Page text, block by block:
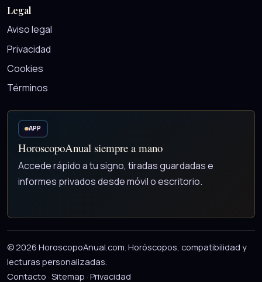
Legal
Aviso legal
Privacidad
Cookies
Términos
APP
HoroscopoAnual siempre a mano
Accede rápido a tu signo, tiradas guardadas e
informes privados desde móvil o escritorio.
© 2026 HoroscopoAnual.com. Horóscopos, compatibilidad y
lecturas personalizadas.
Contacto · Sitemap · Privacidad